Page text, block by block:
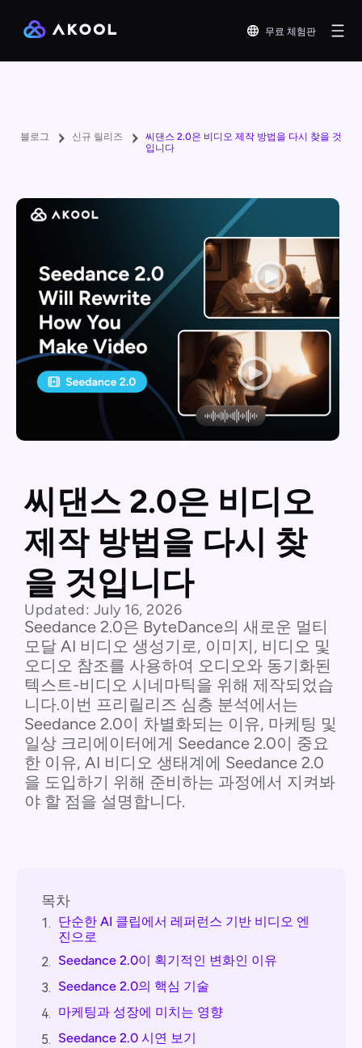
무료 체험판
블로그 신규 릴리즈
씨댄스 2.0은 비디오 제작 방법을 다시 찾을 것
입니다
씨댄스 2.0은 비디오
제작 방법을 다시 찾
을 것입니다
Updated: July 16, 2026
Seedance 2.0은 ByteDance의 새로운 멀티
모달 AI 비디오 생성기로, 이미지, 비디오 및
오디오 참조를 사용하여 오디오와 동기화된
텍스트-비디오 시네마틱을 위해 제작되었습
니다.이번 프리릴리즈 심층 분석에서는
Seedance 2.0이 차별화되는 이유, 마케팅 및
일상 크리에이터에게 Seedance 2.0이 중요
한 이유, AI 비디오 생태계에 Seedance 2.0
을 도입하기 위해 준비하는 과정에서 지켜봐
야 할 점을 설명합니다.
목차
1. 단순한 AI 클립에서 레퍼런스 기반 비디오 엔
진으로
2. Seedance 2.0이 획기적인 변화인 이유
3. Seedance 2.0의 핵심 기술
4. 마케팅과 성장에 미치는 영향
5. Seedance 2.0 시연 보기